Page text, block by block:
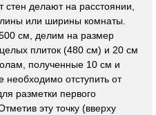
стен делают на расстоянии,
или ширины комнаты.
см, делим на размер
плиток (480 см) и 20 см
полученные 10 см и
необходимо отступить от
разметки первого
эту точку (вверху